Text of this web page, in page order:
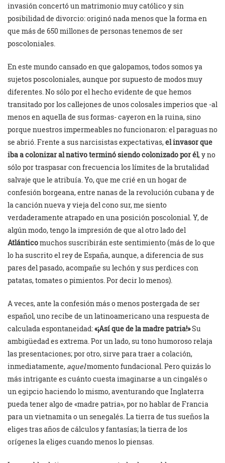
invasión concertó un matrimonio muy católico y sin
posibilidad de divorcio: originó nada menos que la forma en
que más de 650 millones de personas tenemos de ser
poscoloniales.
En este mundo cansado en que galopamos, todos somos ya
sujetos poscoloniales, aunque por supuesto de modos muy
diferentes. No sólo por el hecho evidente de que hemos
transitado por los callejones de unos colosales imperios que -al
menos en aquella de sus formas- cayeron en la ruina, sino
porque nuestros impermeables no funcionaron: el paraguas no
se abrió. Frente a sus narcisistas expectativas,el invasor que
iba a colonizar al nativo terminó siendo colonizado por él, y no
sólo por traspasar con frecuencia los límites de la brutalidad
salvaje que le atribuía. Yo, que me crié en un hogar de
confesión borgeana, entre nanas de la revolución cubana y de
la canción nueva y vieja del cono sur, me siento
verdaderamente atrapado en una posición poscolonial. Y, de
algún modo, tengo la impresión de que al otro lado del
Atlánticomuchos suscribirán este sentimiento (más de lo que
lo ha suscrito el rey de España, aunque, a diferencia de sus
pares del pasado, acompañe su lechón y sus perdices con
patatas, tomates o pimientos. Por decir lo menos).
A veces, ante la confesión más o menos postergada de ser
español, uno recibe de un latinoamericano una respuesta de
calculada espontaneidad:«¡Así que de la madre patria!»Su
ambigüedad es extrema. Por un lado, su tono humoroso relaja
las presentaciones; por otro, sirve para traer a colación,
inmediatamente, aquelmomento fundacional. Pero quizás lo
más intrigante es cuánto cuesta imaginarse a un cingalés o
un egipcio haciendo lo mismo, aventurando que Inglaterra
pueda tener algo de «madre patria», por no hablar de Francia
para un vietnamita o un senegalés. La tierra de tus sueños la
eliges tras años de cálculos y fantasías; la tierra de los
orígenes la eliges cuando menos lo piensas.